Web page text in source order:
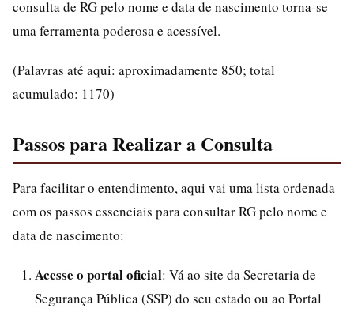
consulta de RG pelo nome e data de nascimento torna-se
uma ferramenta poderosa e acessível.
(Palavras até aqui: aproximadamente 850; total
acumulado: 1170)
Passos para Realizar a Consulta
Para facilitar o entendimento, aqui vai uma lista ordenada
com os passos essenciais para consultar RG pelo nome e
data de nascimento:
Acesse o portal oficial: Vá ao site da Secretaria de
Segurança Pública (SSP) do seu estado ou ao Portal